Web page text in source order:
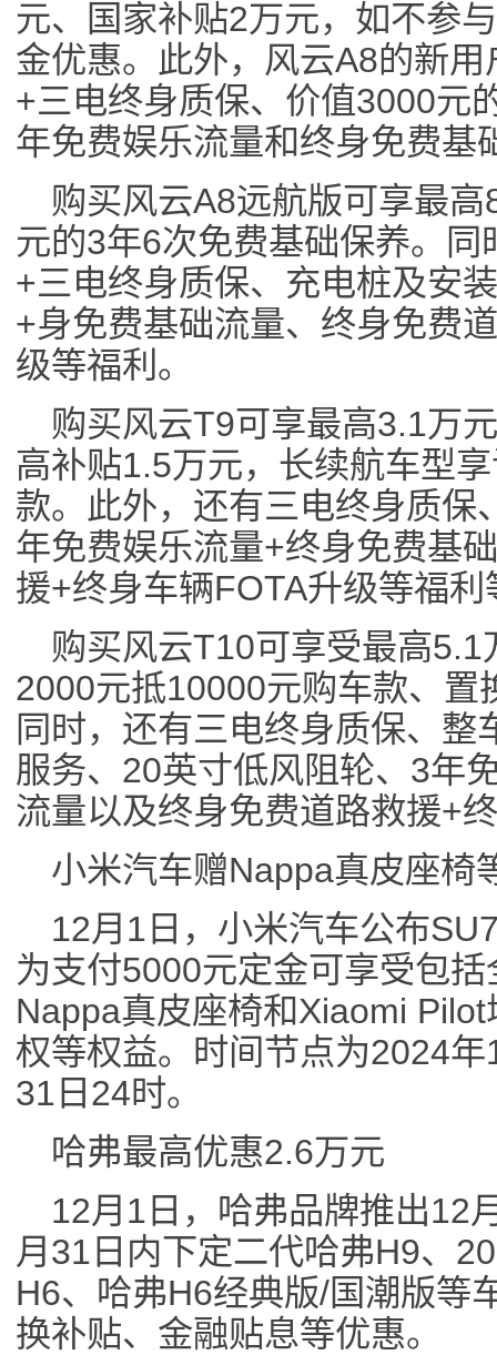
元、国家补贴2万元，如不参
金优惠。此外，风云A8的新
+三电终身质保、价值3000元
年免费娱乐流量和终身免费基
购买风云A8远航版可享最
元的3年6次免费基础保养。
+三电终身质保、充电桩及安
+身免费基础流量、终身免费
级等福利。
购买风云T9可享最高3.1万
高补贴1.5万元，长续航车型
款。此外，还有三电终身质保
年免费娱乐流量+终身免费基
援+终身车辆FOTA升级等福利
购买风云T10可享受最高
2000元抵10000元购车款、置
同时，还有三电终身质保、
服务、20英寸低风阻轮、3年
流量以及终身免费道路救援+
小米汽车赠Nappa真皮座椅
12月1日，小米汽车公布
为支付5000元定金可享受包
Nappa真皮座椅和Xiaomi
权等权益。时间节点为2024
31日24时。
哈弗最高优惠2.6万元
12月1日，哈弗品牌推出12
月31日内下定二代哈弗H9、
H6、哈弗H6经典版/国潮版等
换补贴、金融贴息等优惠。